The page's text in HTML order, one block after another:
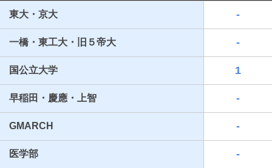
最近見た学校
東大・京大
-
一橋・東工大・旧５帝大 -
国公立大学 1
早稲田・慶應・上智 -
GMARCH -
医学部 -